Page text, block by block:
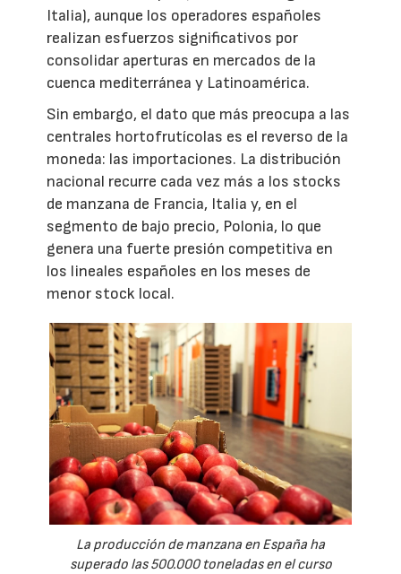
Italia), aunque los operadores españoles
realizan esfuerzos significativos por
consolidar aperturas en mercados de la
cuenca mediterránea y Latinoamérica.
Sin embargo, el dato que más preocupa a las
centrales hortofrutícolas es el reverso de la
moneda: las importaciones. La distribución
nacional recurre cada vez más a los stocks
de manzana de Francia, Italia y, en el
segmento de bajo precio, Polonia, lo que
genera una fuerte presión competitiva en
los lineales españoles en los meses de
menor stock local.
La producción de manzana en España ha
superado las 500.000 toneladas en el curso